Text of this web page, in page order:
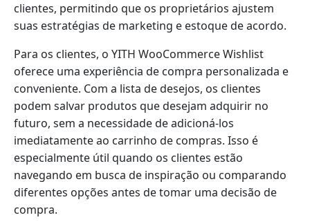
clientes, permitindo que os proprietários ajustem
suas estratégias de marketing e estoque de acordo.
Para os clientes, o YITH WooCommerce Wishlist
oferece uma experiência de compra personalizada e
conveniente. Com a lista de desejos, os clientes
podem salvar produtos que desejam adquirir no
futuro, sem a necessidade de adicioná-los
imediatamente ao carrinho de compras. Isso é
especialmente útil quando os clientes estão
navegando em busca de inspiração ou comparando
diferentes opções antes de tomar uma decisão de
compra.